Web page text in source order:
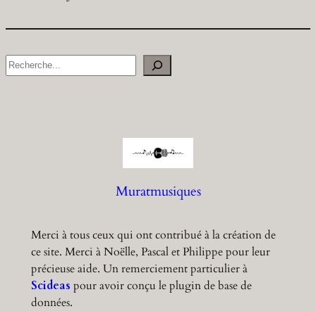
S
Muratmusiques
Merci à tous ceux qui ont contribué à la création de
ce site. Merci à Noëlle, Pascal et Philippe pour leur
précieuse aide. Un remerciement particulier à
Scideas pour avoir conçu le plugin de base de
données.